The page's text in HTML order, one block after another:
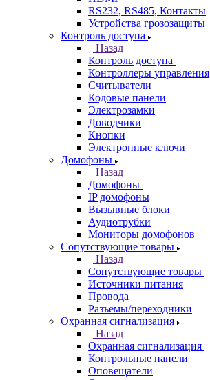
RS232, RS485, Контакты
Устройства грозозащиты
Контроль доступа
Назад
Контроль доступа
Контроллеры управления
Считыватели
Кодовые панели
Электрозамки
Доводчики
Кнопки
Электронные ключи
Домофоны
Назад
Домофоны
IP домофоны
Вызывные блоки
Аудиотрубки
Мониторы домофонов
Сопутствующие товары
Назад
Сопутствующие товары
Источники питания
Провода
Разъемы/переходники
Охранная сигнализация
Назад
Охранная сигнализация
Контрольные панели
Оповещатели